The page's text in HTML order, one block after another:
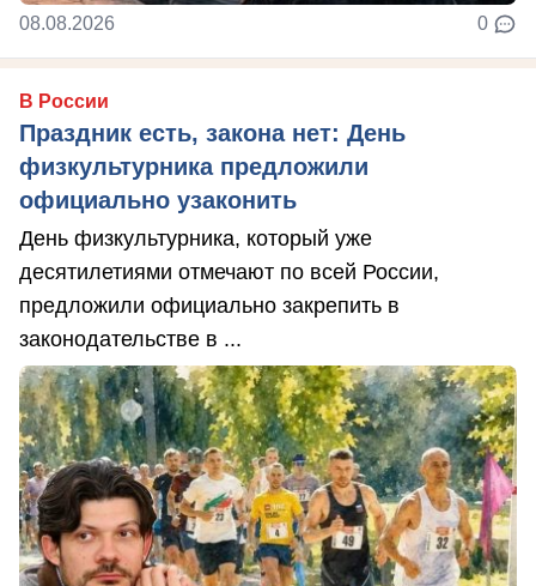
08.08.2026 0
В России
Праздник есть, закона нет: День
физкультурника предложили
официально узаконить
День физкультурника, который уже
десятилетиями отмечают по всей России,
предложили официально закрепить в
законодательстве в ...